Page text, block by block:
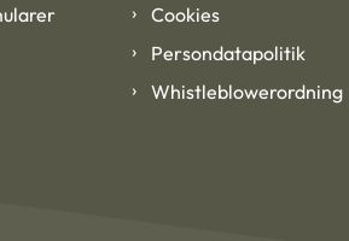
Cookies
Persondatapolitik
Whistleblowerordning